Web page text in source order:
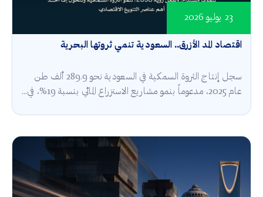
اقتصاد المد الأزرق.. السعودية تنمي ثروتها البحرية
23 يوليو 2026
سجل إنتاج الثروة السمكية في السعودية نحو 289.9 ألف طن
عام 2025، مدعوماً بنمو مشاريع الاستزراع المائي بنسبة 19%، في...